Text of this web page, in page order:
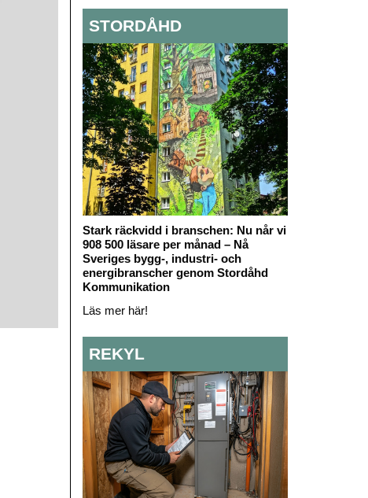
STORDÅHD
Stark räckvidd i branschen: Nu når vi
908 500 läsare per månad – Nå
Sveriges bygg-, industri- och
energibranscher genom Stordåhd
Kommunikation
Läs mer här!
REKYL